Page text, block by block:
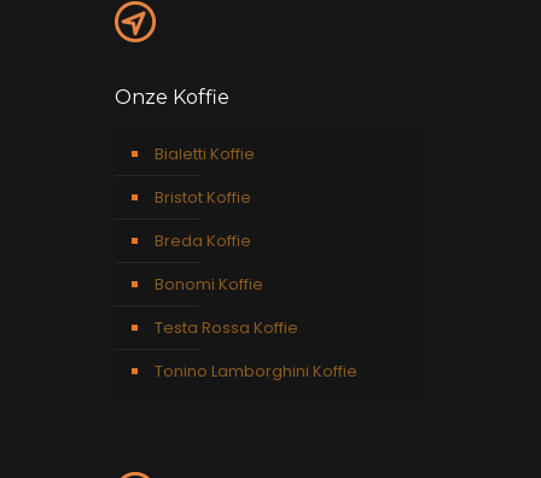
Onze Koffie
Bialetti Koffie
Bristot Koffie
Breda Koffie
Bonomi Koffie
Testa Rossa Koffie
Tonino Lamborghini Koffie